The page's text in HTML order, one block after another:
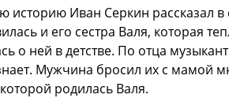
историю Иван Серкин рассказал
и его сестра Валя, которая
о ней в детстве. По отца
Мужчина бросил их с мамой
родилась Валя.